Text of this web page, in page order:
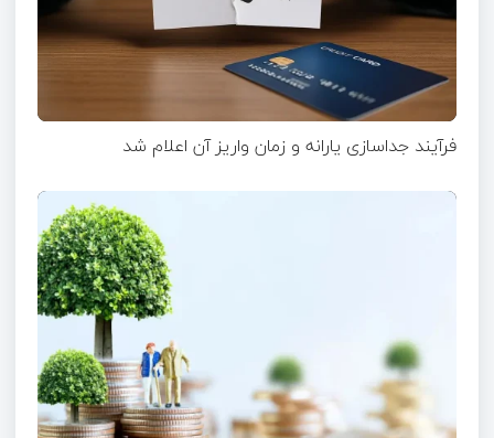
فرآیند جداسازی یارانه و زمان واریز آن اعلام شد